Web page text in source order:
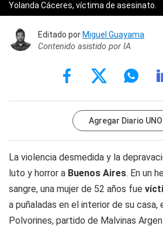
Yolanda Cáceres, víctima de asesinato.
Editado porMiguel Guayama
Contenido asistido por IA
Agregar Diario
La violencia desmedida y la
luto y horror a Buenos Aires. En un
sangre, una mujer de 52 años fue
a puñaladas en el interior de su casa,
Polvorines, partido de Malvinas